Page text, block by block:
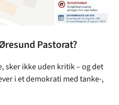
Pastorat?
sker ikke uden kritik – og det
i et demokrati med tanke-,